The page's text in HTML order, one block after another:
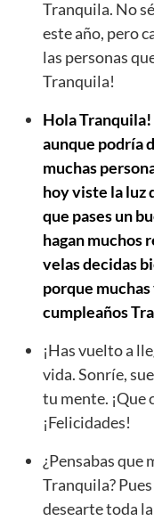
Tranquila. No
este año, pero
las personas
Tranquila!
Hola
aunque podría
muchas
hoy viste la luz
que pases un
hagan muchos
velas decidas
porque
cumpleaños
¡Has vuelto a
vida. Sonríe,
tu mente. ¡Que
¡Felicidades!
¿Pensabas que
Tranquila?
desearte toda